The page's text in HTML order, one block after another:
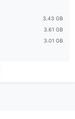
3.43 GB
3.61 GB
3.01 GB